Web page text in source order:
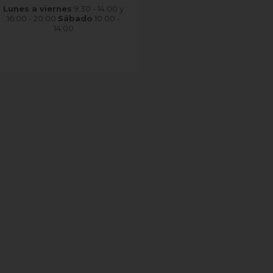
Lunes a viernes 9:30 - 14:00 y
16:00 - 20:00 Sábado 10:00 -
14:00